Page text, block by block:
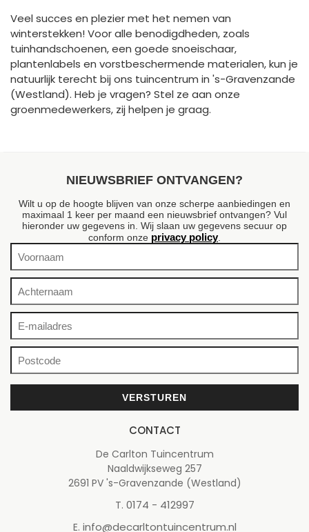
Veel succes en plezier met het nemen van
winterstekken! Voor alle benodigdheden, zoals
tuinhandschoenen, een goede snoeischaar,
plantenlabels en vorstbeschermende materialen, kun je
natuurlijk terecht bij ons tuincentrum in 's-Gravenzande
(Westland). Heb je vragen? Stel ze aan onze
groenmedewerkers, zij helpen je graag.
NIEUWSBRIEF ONTVANGEN?
Wilt u op de hoogte blijven van onze scherpe aanbiedingen en
maximaal 1 keer per maand een nieuwsbrief ontvangen? Vul
hieronder uw gegevens in. Wij slaan uw gegevens secuur op
conform onze privacy policy.
CONTACT
De Carlton Tuincentrum
Naaldwijkseweg 257
2691 PV 's-Gravenzande (Westland)
T. 0174 - 412997
E. info@decarltontuincentrum.nl